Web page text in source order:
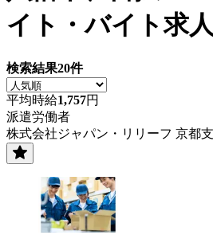
イト・バイト求
検索結果20件
平均時給1,757円
派遣労働者
株式会社ジャパン・リリーフ 京都